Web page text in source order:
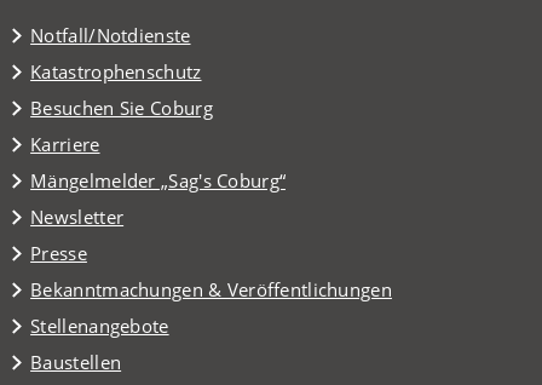
Notfall/Notdienste
Katastrophenschutz
Besuchen Sie Coburg
(Öffnet
in
einem
neuen
Tab)
Karriere
Mängelmelder „Sag's Coburg“
(Öffnet
in
einem
neuen
Tab)
Newsletter
Presse
Bekanntmachungen & Veröffentlichungen
Stellenangebote
Baustellen